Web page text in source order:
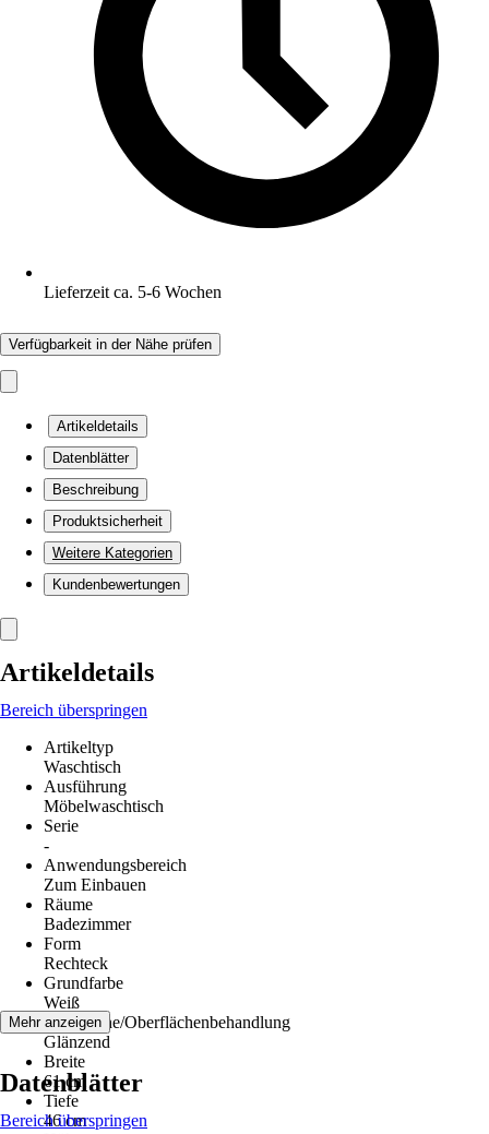
Lieferzeit ca. 5-6 Wochen
Verfügbarkeit in der Nähe prüfen
Artikeldetails
Datenblätter
Beschreibung
Produktsicherheit
Weitere Kategorien
Kundenbewertungen
Artikeldetails
Bereich überspringen
Artikeltyp
Waschtisch
Ausführung
Möbelwaschtisch
Serie
-
Anwendungsbereich
Zum Einbauen
Räume
Badezimmer
Form
Rechteck
Grundfarbe
Weiß
Oberfläche/Oberflächenbehandlung
Glänzend
Breite
61 cm
Tiefe
46 cm
Mehr anzeigen
Datenblätter
Bereich überspringen